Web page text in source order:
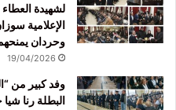
لشهيدة
الإعلامية
وحردان
19/04/2026
وفد كبير من
البطلة رنا